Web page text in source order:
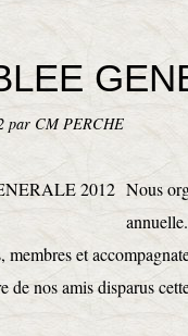
par CM PERCHE
Nous
membres et
de nos amis disparus